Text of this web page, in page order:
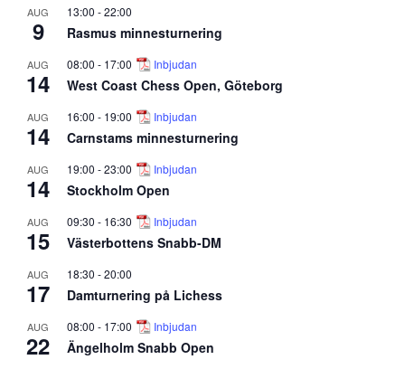
AUG
9
13:00 -22:00
Rasmus minnesturnering
AUG
14
08:00 - 17:00 Inbjudan
West Coast Chess Open, Göteborg
AUG
14
16:00 - 19:00 Inbjudan
Carnstams minnesturnering
AUG
14
19:00 -23:00 Inbjudan
Stockholm Open
AUG
15
09:30 - 16:30 Inbjudan
Västerbottens Snabb-DM
AUG
17
18:30 -20:00
Damturnering på Lichess
AUG
22
08:00 - 17:00 Inbjudan
Ängelholm Snabb Open